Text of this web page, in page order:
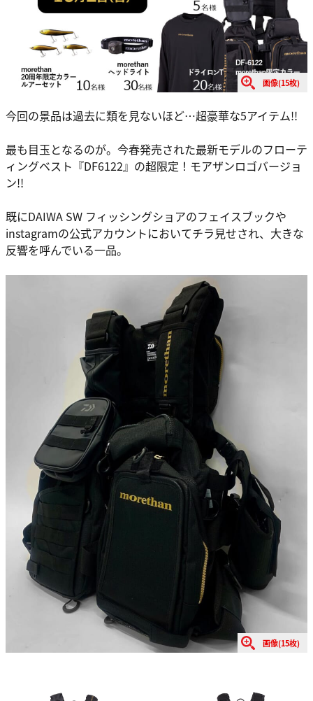
画像(15枚)
今回の景品は過去に類を見ないほど…超豪華な5アイテム!!
最も目玉となるのが。今春発売された最新モデルのフローテ
ィングベスト『DF6122』の超限定！モアザンロゴバージョ
ン!!
既にDAIWA SW フィッシングショアのフェイスブックや
instagramの公式アカウントにおいてチラ見せされ、大きな
反響を呼んでいる一品。
画像(15枚)